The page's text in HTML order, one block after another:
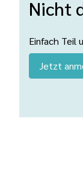
Nicht
Einfach Teil
Jetzt